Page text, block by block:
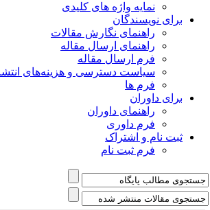
نمایه واژه های کلیدی
برای نویسندگان
راهنمای نگارش مقالات
راهنمای ارسال مقاله
فرم ارسال مقاله
سیاست دسترسی و هزینه‌های انتشار
فرم ها
برای داوران
راهنمای داوران
فرم داوری
ثبت نام و اشتراک
فرم ثبت نام